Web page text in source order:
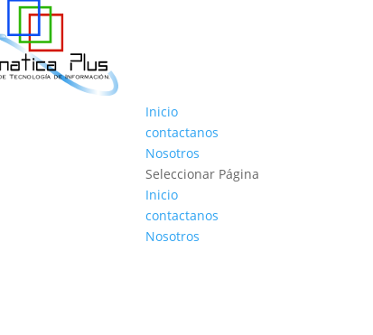
Inicio
contactanos
Nosotros
Seleccionar Página
Inicio
contactanos
Nosotros